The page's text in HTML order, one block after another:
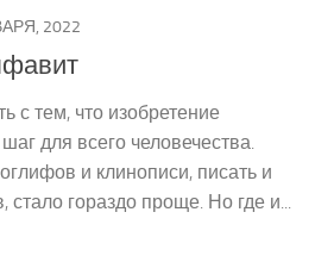
2022
с тем, что изобретение
для всего человечества.
и клинописи, писать и
стало гораздо проще. Но где и...